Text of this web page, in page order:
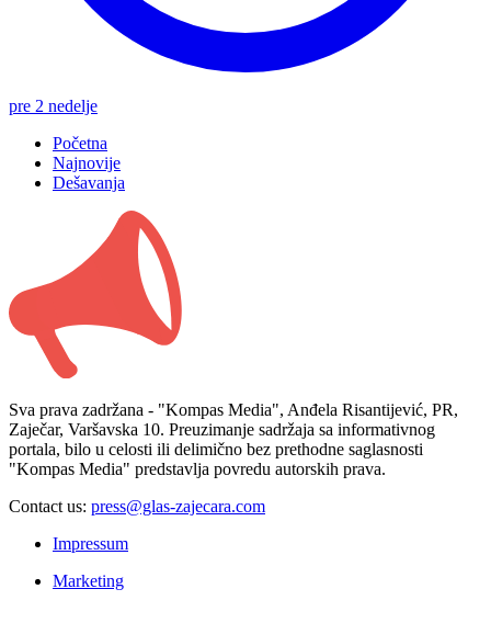
pre 2 nedelje
Početna
Najnovije
Dešavanja
Sva prava zadržana - "Kompas Media", Anđela Risantijević, PR,
Zaječar, Varšavska 10. Preuzimanje sadržaja sa informativnog
portala, bilo u celosti ili delimično bez prethodne saglasnosti
"Kompas Media" predstavlja povredu autorskih prava.
Contact us: press@glas-zajecara.com
Impressum
Marketing